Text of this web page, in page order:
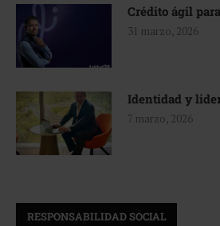
Crédito ágil
31 marzo, 2026
Identidad y
7 marzo, 2026
RESPONSABILIDAD SOCIAL